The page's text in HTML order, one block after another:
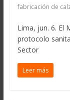
fabricación de
Lima, jun. 6. El
protocolo
Sector
Leer más